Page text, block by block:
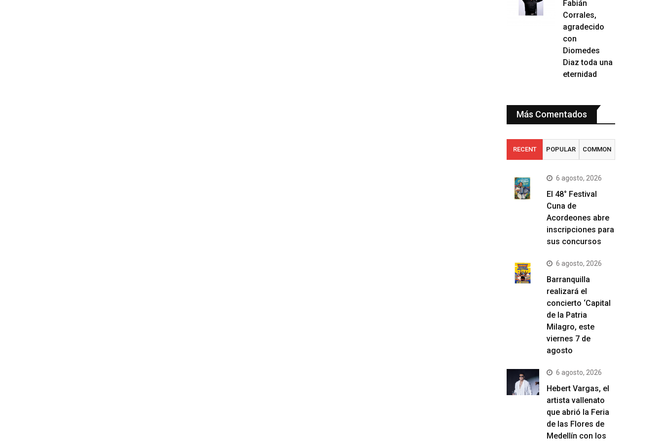
Fabián
Corrales,
agradecido
con
Diomedes
Diaz toda una
eternidad
Más Comentados
RECENT POPULAR COMMON
6 agosto, 2026
El 48° Festival
Cuna de
Acordeones abre
inscripciones para
sus concursos
6 agosto, 2026
Barranquilla
realizará el
concierto ‘Capital
de la Patria
Milagro, este
viernes 7 de
agosto
6 agosto, 2026
Hebert Vargas, el
artista vallenato
que abrió la Feria
de las Flores de
Medellín con los